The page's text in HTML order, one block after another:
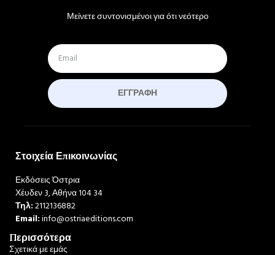
Μείνετε συντονισμένοι για ότι νεότερο
ΕΓΓΡΑΦΉ
Στοιχεία Επικοινωνίας
Εκδόσεις Όστρια
Χέυδεν 3, Αθήνα 104 34
Τηλ:2112136882
Email:info@ostriaeditions.com
Περισσότερα
Σχετικά με εμάς